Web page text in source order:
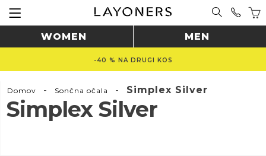
WOMEN MEN
-40 % NA DRUGI KOS
Domov - Sončna očala - Simplex Silver
Simplex Silver